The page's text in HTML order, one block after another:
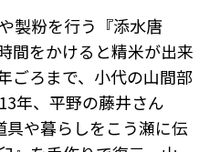
製粉を行う『添水唐
間をかけると精米が出来
ごろまで、小代の山間部
年、平野の藤井さん
や暮らしをこう瀬に伝